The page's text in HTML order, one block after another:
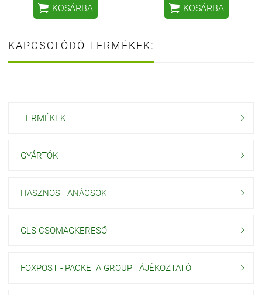
 KOSÁRBA  KOSÁRBA
KAPCSOLÓDÓ TERMÉKEK:
TERMÉKEK 
GYÁRTÓK 
HASZNOS TANÁCSOK 
GLS CSOMAGKERESŐ 
FOXPOST - PACKETA GROUP TÁJÉKOZTATÓ 